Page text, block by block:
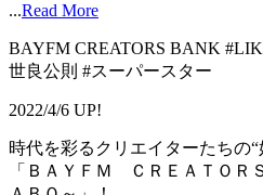
...Read More
BAYFM CREATORS BANK
世良公則 #スーパースター
2022/4/6 UP!
時代を彩るクリエイターたちの“
「ＢＡＹＦＭ ＣＲＥＡＴＯ